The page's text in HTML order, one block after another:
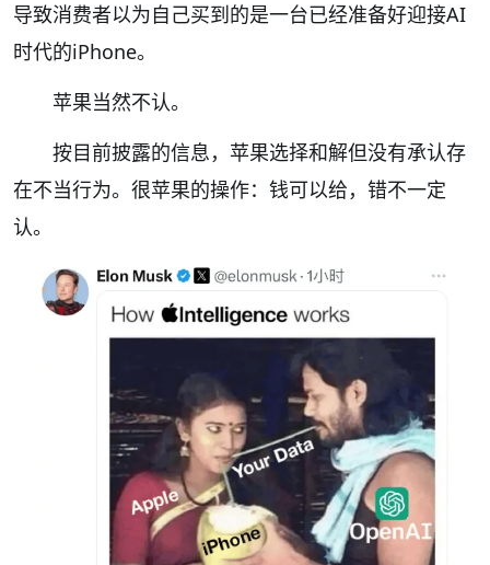
导致消费者以为自己买到的是一台已经准备好迎接AI
时代的iPhone。
苹果当然不认。
按目前披露的信息，苹果选择和解但没有承认存
在不当行为。很苹果的操作：钱可以给，错不一定
认。